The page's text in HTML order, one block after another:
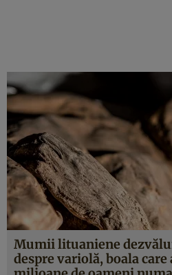
Mumii lituaniene
despre variolă, boala care